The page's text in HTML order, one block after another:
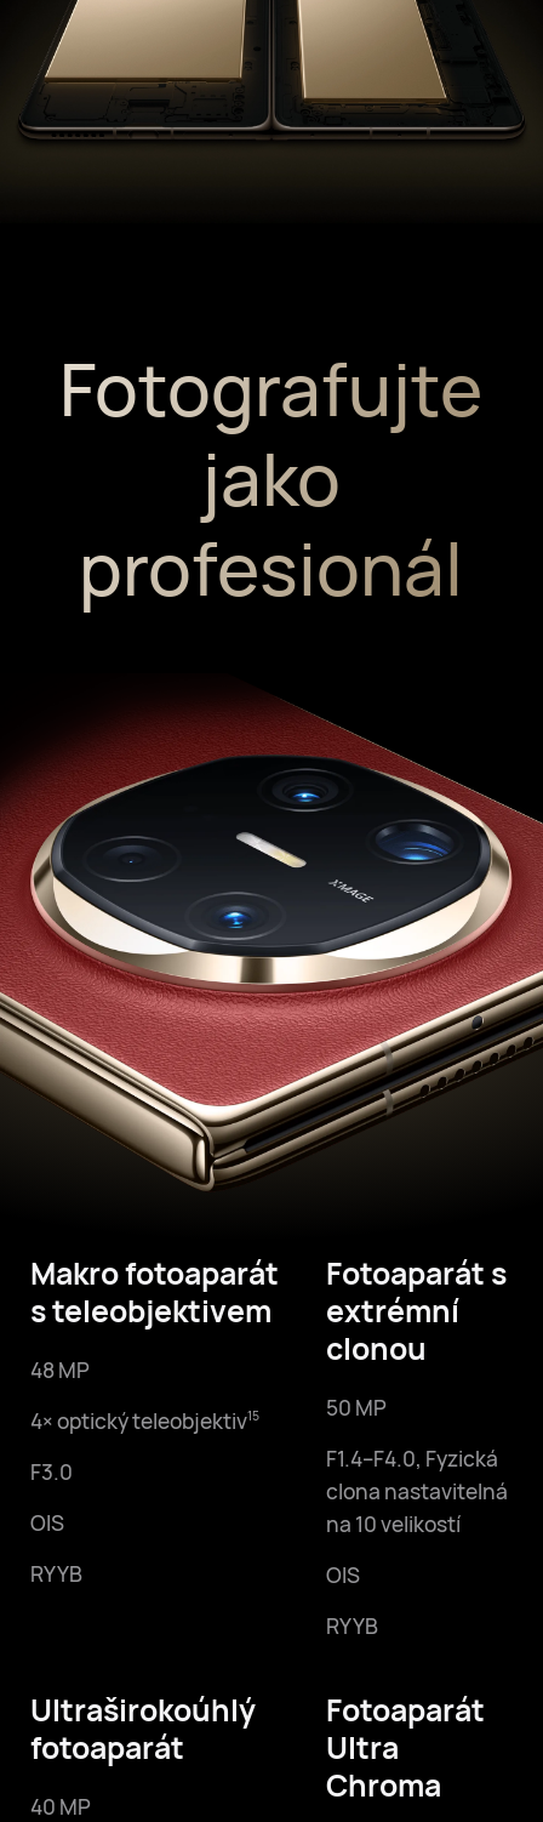
Fotografujte
jako
profesionál
Makro fotoaparát
s teleobjektivem
48 MP
4× optický teleobjektiv15
F3.0
OIS
RYYB
Ultraširokoúhlý
fotoaparát
40 MP
Fotoaparát
Ultra
Chroma
Fotoaparát s
extrémní
clonou
50 MP
F1.4–F4.0, Fyzická
clona nastavitelná
na 10 velikostí
OIS
RYYB